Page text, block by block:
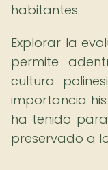
habitantes.
Explorar la
permite
cultura
importancia
ha tenido
preservado a